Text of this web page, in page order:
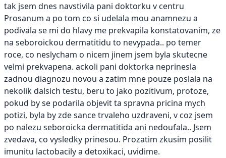
tak jsem dnes navstivila pani doktorku v centru
Prosanum a po tom co si udelala mou anamnezu a
podivala se mi do hlavy me prekvapila konstatovanim, ze
na seboroickou dermatitidu to nevypada.. po temer
roce, co neslycham o nicem jinem jsem byla skutecne
velmi prekvapena. ackoli pani doktorka neprinesla
zadnou diagnozu novou a zatim mne pouze poslala na
nekolik dalsich testu, beru to jako pozitivum, protoze,
pokud by se podarila objevit ta spravna pricina mych
potizi, byla by zde sance trvaleho uzdraveni, v coz jsem
po nalezu seboroicka dermatitida ani nedoufala.. Jsem
zvedava, co vysledky prinesou. Prozatim zkusim posilit
imunitu lactobacily a detoxikaci, uvidime.